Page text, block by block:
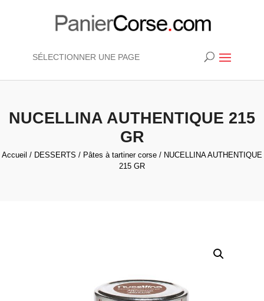
SÉLECTIONNER UNE PAGE
NUCELLINA AUTHENTIQUE 215
GR
Accueil / DESSERTS / Pâtes à tartiner corse / NUCELLINA AUTHENTIQUE
215 GR